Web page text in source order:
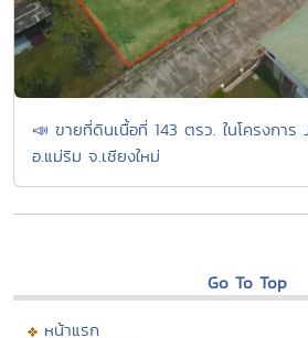
📣 ขายที่ดินเนื้อที่ 143 ตรว. ในโครงการ
อ.แม่ริม จ.เชียงใหม่
Go To Top
หน้าแรก